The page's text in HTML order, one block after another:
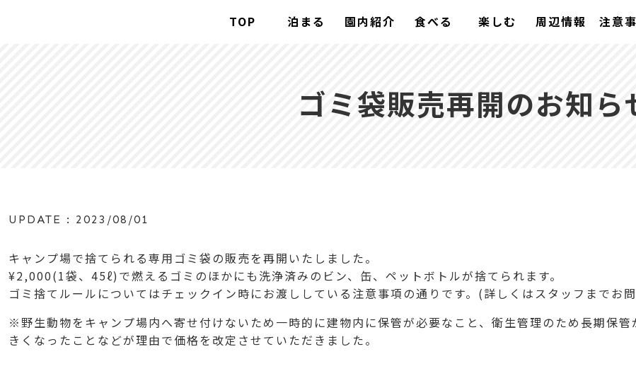
メインナビゲーション
TOP 泊まる 園内紹介 食べる 楽しむ 周辺情報 注意
ゴミ袋販売再開のお知ら
UPDATE : 2023/08/01
キャンプ場で捨てられる専用ゴミ袋の販売を再開いたしました。
¥2,000(1袋、45ℓ)で燃えるゴミのほかにも洗浄済みのビン、缶、ペットボトルが捨てられます。
ゴミ捨てルールについてはチェックイン時にお渡ししている注意事項の通りです。(詳しくはスタッフまでお
※野生動物をキャンプ場内へ寄せ付けないため一時的に建物内に保管が必要なこと、衛生管理のため長期保
きくなったことなどが理由で価格を改定させていただきました。